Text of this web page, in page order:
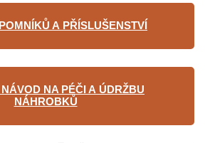
A PŘÍSLUŠENSTVÍ
NA PÉČI A ÚDRŽBU
NÁHROBKŮ